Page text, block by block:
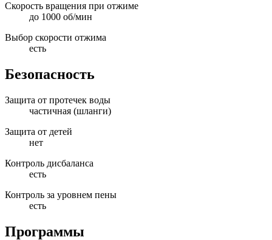
Скорость вращения при отжиме
до 1000 об/мин
Выбор скорости отжима
есть
Безопасность
Защита от протечек воды
частичная (шланги)
Защита от детей
нет
Контроль дисбаланса
есть
Контроль за уровнем пены
есть
Программы